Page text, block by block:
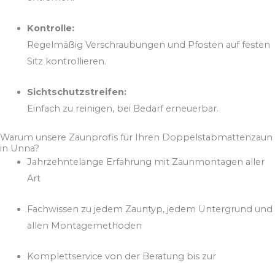
Kontrolle:
Regelmäßig Verschraubungen und Pfosten auf festen
Sitz kontrollieren.
Sichtschutzstreifen:
Einfach zu reinigen, bei Bedarf erneuerbar.
Warum unsere Zaunprofis für Ihren Doppelstabmattenzaun
in Unna?
Jahrzehntelange Erfahrung mit Zaunmontagen aller
Art
Fachwissen zu jedem Zauntyp, jedem Untergrund und
allen Montagemethoden
Komplettservice von der Beratung bis zur